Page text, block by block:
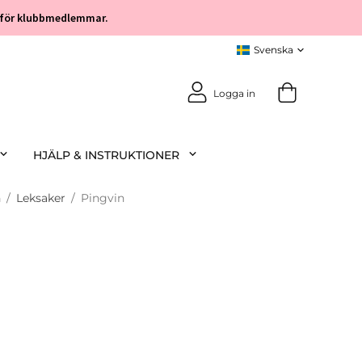
klubbmedlemmar.
Logga in
HJÄLP & INSTRUKTIONER
/ Leksaker / Pingvin